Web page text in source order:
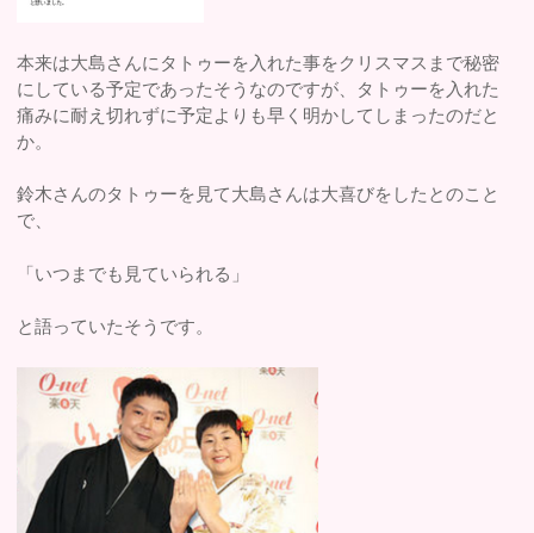
本来は大島さんにタトゥーを入れた事をクリスマスまで秘密
にしている予定であったそうなのですが、タトゥーを入れた
痛みに耐え切れずに予定よりも早く明かしてしまったのだと
か。
鈴木さんのタトゥーを見て大島さんは大喜びをしたとのこと
で、
「いつまでも見ていられる」
と語っていたそうです。